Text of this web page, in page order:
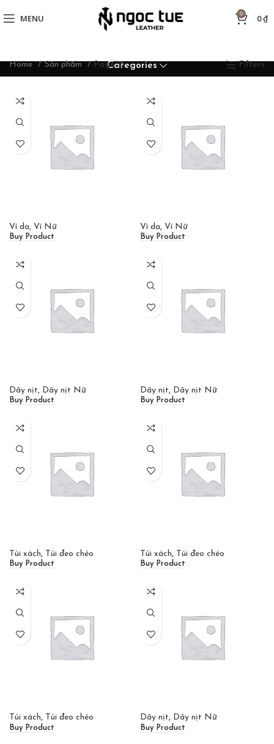
MENU 0 0₫
Categories
Home Sản phẩm Page 2 Filters
Ví da, Ví Nữ
Buy Product
Ví da, Ví Nữ
Buy Product
Dây nịt, Dây nịt Nữ
Buy Product
Dây nịt, Dây nịt Nữ
Buy Product
Túi xách, Túi đeo chéo
Buy Product
Túi xách, Túi đeo chéo
Buy Product
Túi xách, Túi đeo chéo
Buy Product
Dây nịt, Dây nịt Nữ
Buy Product